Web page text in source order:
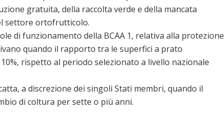
gratuita, della raccolta verde e della mancata
settore ortofrutticolo.
di funzionamento della BCAA 1, relativa alla protezione
quando il rapporto tra le superfici a prato
rispetto al periodo selezionato a livello nazionale
a discrezione dei singoli Stati membri, quando il
di coltura per sette o più anni.